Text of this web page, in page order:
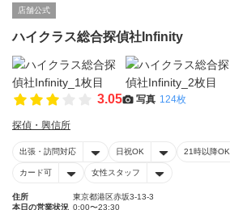
店舗公式
ハイクラス総合探偵社Infinity
3.05 写真 124枚
探偵・興信所
出張・訪問対応 日祝OK 21時以降OK
カード可 女性スタッフ
住所
東京都港区赤坂3-13-3
本日の営業状況 0:00〜23:30